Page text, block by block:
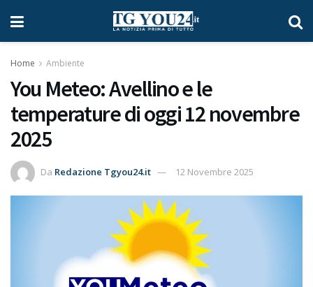
Home Ambiente
You Meteo: Avellino e le
temperature di oggi 12 novembre
2025
Da Redazione Tgyou24.it 12 Novembre 2025